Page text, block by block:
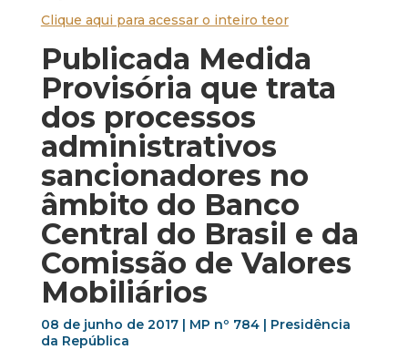
Clique aqui para acessar o inteiro teor
Publicada Medida
Provisória que trata
dos processos
administrativos
sancionadores no
âmbito do Banco
Central do Brasil e da
Comissão de Valores
Mobiliários
08 de junho de 2017 | MP nº 784 | Presidência
da República